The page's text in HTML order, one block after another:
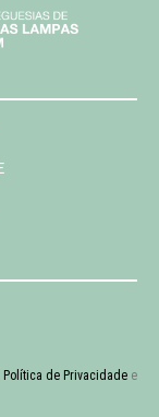
Política de Privacidade e